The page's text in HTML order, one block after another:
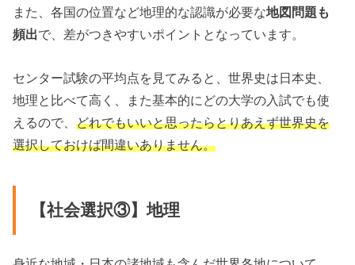
また、各国の位置など地理的な認識が必要な地図問題も
頻出で、差がつきやすいポイントとなっています。
センター試験の平均点を見てみると、世界史は日本史、
地理と比べて高く、また基本的にどの大学の入試でも使
えるので、どれでもいいと思ったらとりあえず世界史を
選択しておけば間違いありません。
【社会選択③】地理